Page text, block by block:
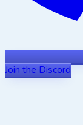
Join the Discord